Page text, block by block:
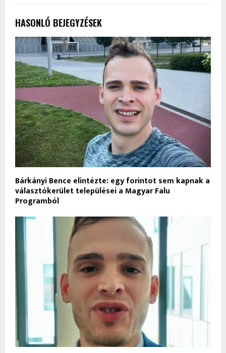
HASONLÓ BEJEGYZÉSEK
Bárkányi Bence elintézte: egy forintot sem kapnak a
választókerület települései a Magyar Falu
Programból